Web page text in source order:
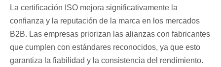
La certificación ISO mejora significativamente la
confianza y la reputación de la marca en los mercados
B2B. Las empresas priorizan las alianzas con fabricantes
que cumplen con estándares reconocidos, ya que esto
garantiza la fiabilidad y la consistencia del rendimiento.